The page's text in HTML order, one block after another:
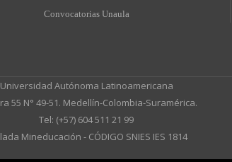
Convocatorias Unaula
Universidad Autónoma Latinoamericana
55 N° 49-51. Medellín-Colombia-Suramérica.
Tel: (+57) 604 511 21 99
Mineducación - CÓDIGO SNIES IES 1814